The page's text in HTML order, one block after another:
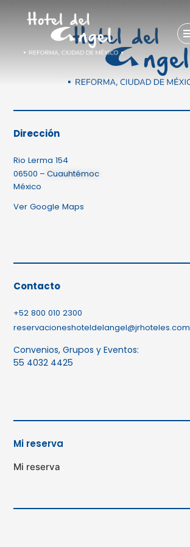
Dirección
Rio Lerma 154
06500 – Cuauhtémoc
México
Ver Google Maps
Contacto
+52 800 010 2300
reservacioneshoteldelangel@jrhoteles.com
Convenios, Grupos y Eventos:
55 4032 4425
Mi reserva
Mi reserva